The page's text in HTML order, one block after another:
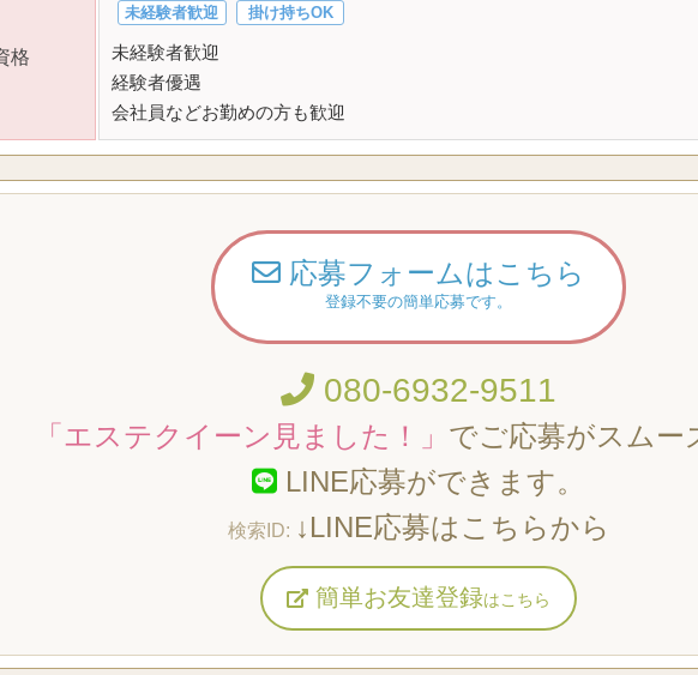
格
未経験者歓迎 掛け持ちOK
未経験者歓迎
経験者優遇
会社員などお勤めの方も歓迎
応募フォームはこちら
登録不要の簡単応募です。
080-6932-9511
「エステクイーン見ました！」 でご応募がスムー
LINE応募ができます。
↓LINE応募はこちらから
簡単お友達登録はこちら